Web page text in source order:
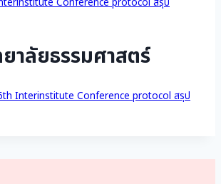
Conference protocol สรุป
าลัยธรรมศาสตร์
Interinstitute Conference protocol สรุป